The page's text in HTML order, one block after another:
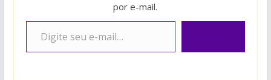
por e-mail.
Digite seu e-mail…